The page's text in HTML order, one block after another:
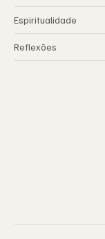
Espiritualidade
Reflexões